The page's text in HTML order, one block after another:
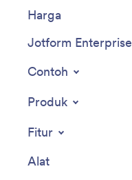
Harga
Jotform Enterprise
Contoh
Produk
Fitur
Alat